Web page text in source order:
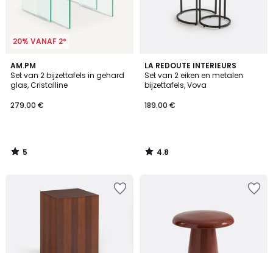
20% VANAF 2*
AM.PM
Set van 2 bijzettafels in gehard
glas, Cristalline
279.00 €
5
/
5
5
/
LA REDOUTE INTERIEURS
Set van 2 eiken en metalen
bijzettafels, Vova
189.00 €
4.8
/ 5
4.8
/